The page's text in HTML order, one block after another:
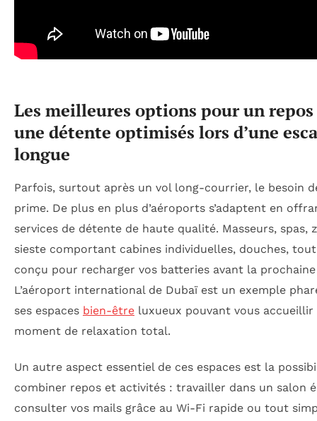
Les meilleures options pour un
une détente optimisés lors d’une
longue
Parfois, surtout après un vol long-courrier, le besoin
prime. De plus en plus d’aéroports s’adaptent en
services de détente de haute qualité. Masseurs, spas,
sieste comportant cabines individuelles, douches,
conçu pour recharger vos batteries avant la
L’aéroport international de Dubaï est un exemple
ses espaces bien-être luxueux pouvant vous
moment de relaxation total.
Un autre aspect essentiel de ces espaces est la
combiner repos et activités : travailler dans un salon
consulter vos mails grâce au Wi-Fi rapide ou tout